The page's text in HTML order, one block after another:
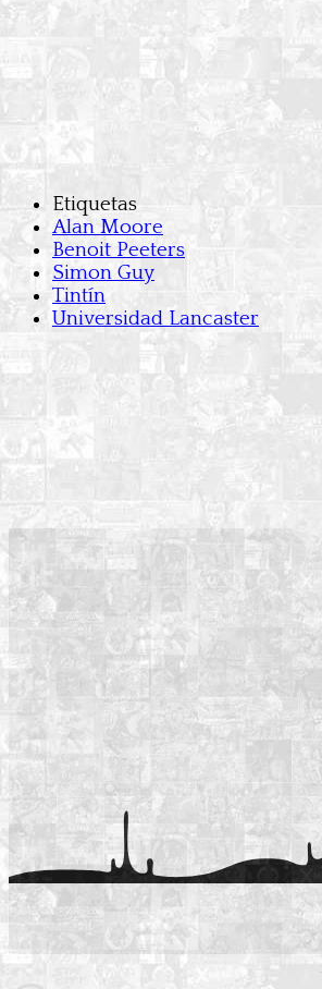
Etiquetas
Alan Moore
Benoit Peeters
Simon Guy
Tintín
Universidad Lancaster